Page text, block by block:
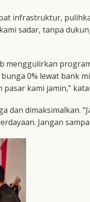
infrastruktur,
sadar, tanpa
menggulirkan
0% lewat bank
kami jamin,”
dan dimaksimalkan.
Jangan